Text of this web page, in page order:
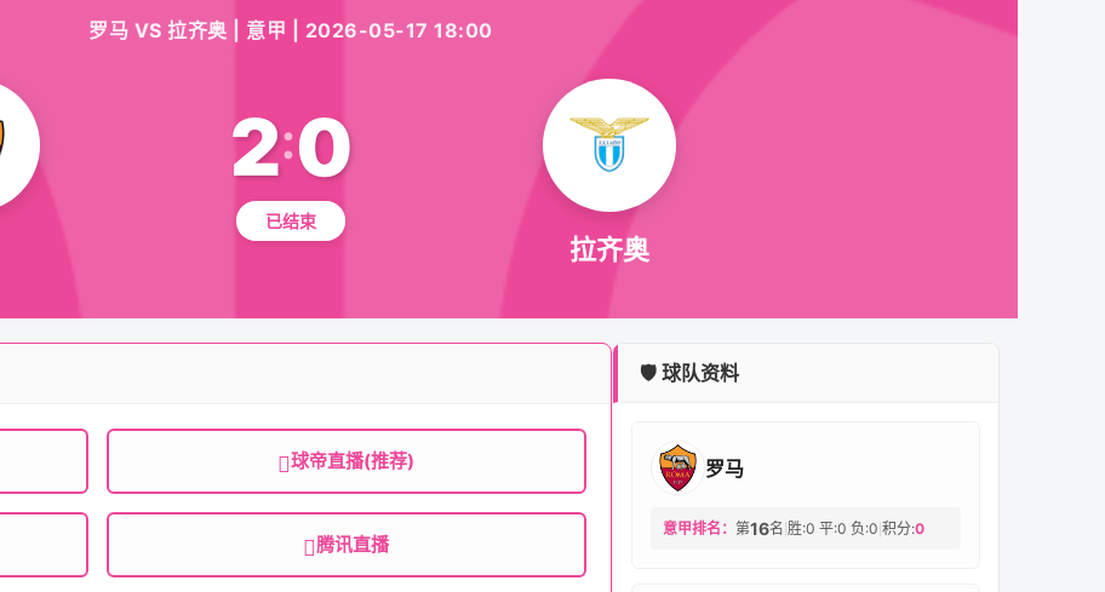
罗马 VS 拉齐奥 | 意甲 | 2026-05-17 18:00
2:0
已结束
拉齐奥
球帝直播(推荐)
腾讯直播
🛡️ 球队资料
罗马
意甲排名： 第16名 胜:0 平:0 负:0 积分:0